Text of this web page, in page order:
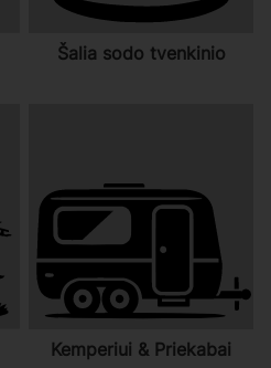
Šalia sodo tvenkinio
Kemperiui & Priekabai